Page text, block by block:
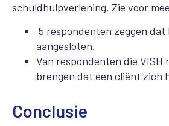
schuldhulpverlening. Zie voor
5 respondenten zeggen
aangesloten.
Van respondenten die
brengen dat een cliënt zich
Conclusie